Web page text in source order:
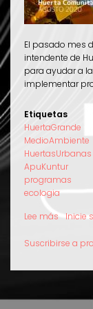
El pasado mes
intendente de
para ayudar a
implementar
Etiquetas
HuertaGrande
MedioAmbiente
HuertasUrbanas
ApuKuntur
programas
ecologia
Lee más sobre
Kuntur
a
Inicie
Suscribirse a